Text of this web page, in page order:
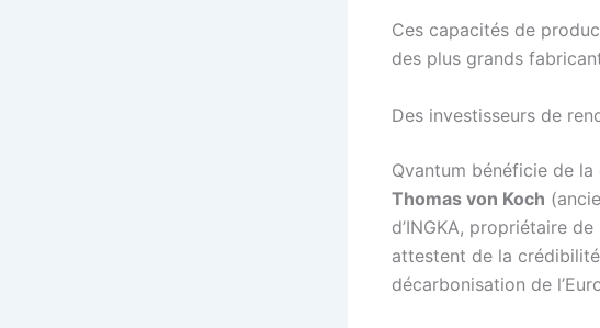
Ces capacités de
des plus grands
Des investisseurs de
Qvantum bénéficie de
Thomas von Koch
d’INGKA, propriétaire
attestent de la
décarbonisation de